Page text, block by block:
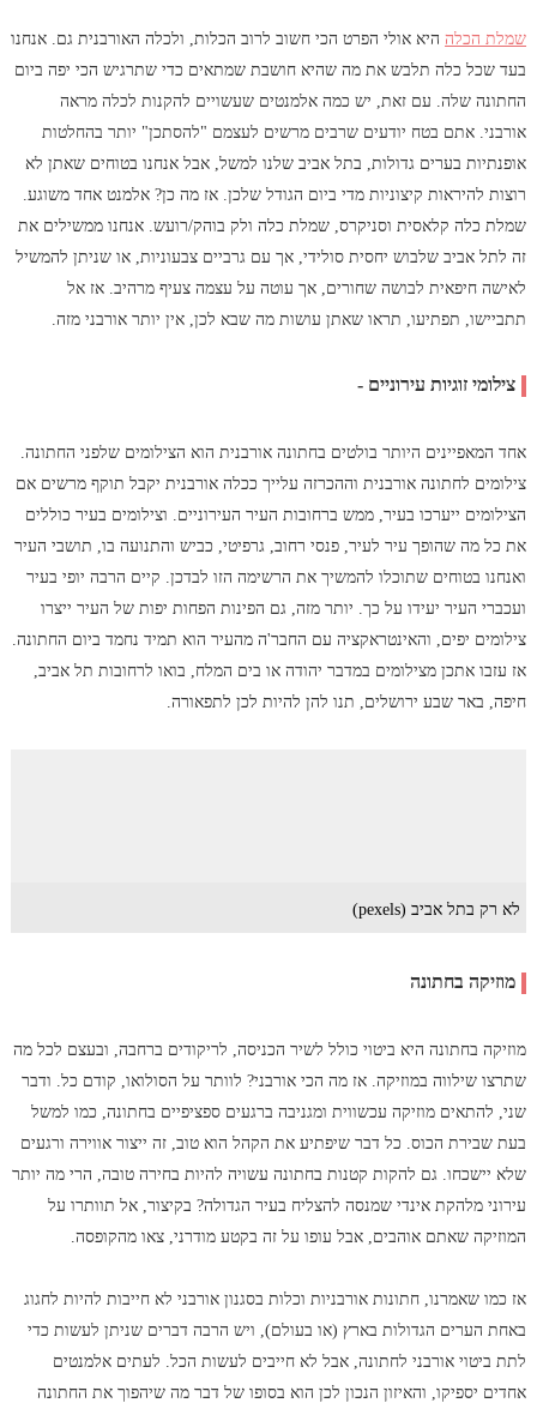
שמלת הכלההיא אולי הפרט הכי חשוב לרוב הכלות, ולכלה האורבנית גם. אנחנו
בעד שכל כלה תלבש את מה שהיא חושבת שמתאים כדי שתרגיש הכי יפה ביום
החתונה שלה. עם זאת, יש כמה אלמנטים שעשויים להקנות לכלה מראה
אורבני. אתם בטח יודעים שרבים מרשים לעצמם "להסתכן" יותר בהחלטות
אופנתיות בערים גדולות, בתל אביב שלנו למשל, אבל אנחנו בטוחים שאתן לא
רוצות להיראות קיצוניות מדי ביום הגודל שלכן. אז מה כן? אלמנט אחד משוגע.
שמלת כלה קלאסית וסניקרס, שמלת כלה ולק בוהק/רועש. אנחנו ממשילים את
זה לתל אביב שלבוש יחסית סולידי, אך עם גרביים צבעוניות, או שניתן להמשיל
לאישה חיפאית לבושה שחורים, אך עוטה על עצמה צעיף מרהיב. אז אל
תתביישו, תפתיעו, תראו שאתן עושות מה שבא לכן, אין יותר אורבני מזה.
צילומי זוגיות עירוניים -
אחד המאפיינים היותר בולטים בחתונה אורבנית הוא הצילומים שלפני החתונה.
צילומים לחתונה אורבנית וההכרזה עלייך ככלה אורבנית יקבל תוקף מרשים אם
הצילומים ייערכו בעיר, ממש ברחובות העיר העירוניים. וצילומים בעיר כוללים
את כל מה שהופך עיר לעיר, פנסי רחוב, גרפיטי, כביש והתנועה בו, תושבי העיר
ואנחנו בטוחים שתוכלו להמשיך את הרשימה הזו לבדכן. קיים הרבה יופי בעיר
ועכברי העיר יעידו על כך. יותר מזה, גם הפינות הפחות יפות של העיר ייצרו
צילומים יפים, והאינטראקציה עם החבר'ה מהעיר הוא תמיד נחמד ביום החתונה.
אז עזבו אתכן מצילומים במדבר יהודה או בים המלח, בואו לרחובות תל אביב,
חיפה, באר שבע ירושלים, תנו להן להיות לכן לתפאורה.
לא רק בתל אביב (pexels)
מוזיקה בחתונה
מוזיקה בחתונה היא ביטוי כולל לשיר הכניסה, לריקודים ברחבה, ובעצם לכל מה
שתרצו שילווה במוזיקה. אז מה הכי אורבני? לוותר על הסולואו, קודם כל. ודבר
שני, להתאים מוזיקה עכשווית ומגניבה ברגעים ספציפיים בחתונה, כמו למשל
בעת שבירת הכוס. כל דבר שיפתיע את הקהל הוא טוב, זה ייצור אווירה ורגעים
שלא יישכחו. גם להקות קטנות בחתונה עשויה להיות בחירה טובה, הרי מה יותר
עירוני מלהקת אינדי שמנסה להצליח בעיר הגדולה? בקיצור, אל תוותרו על
המוזיקה שאתם אוהבים, אבל עופו על זה בקטע מודרני, צאו מהקופסה.
אז כמו שאמרנו, חתונות אורבניות וכלות בסגנון אורבני לא חייבות להיות לחגוג
באחת הערים הגדולות בארץ (או בעולם), ויש הרבה דברים שניתן לעשות כדי
לתת ביטוי אורבני לחתונה, אבל לא חייבים לעשות הכל. לעתים אלמנטים
אחדים יספיקו, והאיזון הנכון לכן הוא בסופו של דבר מה שיהפוך את החתונה